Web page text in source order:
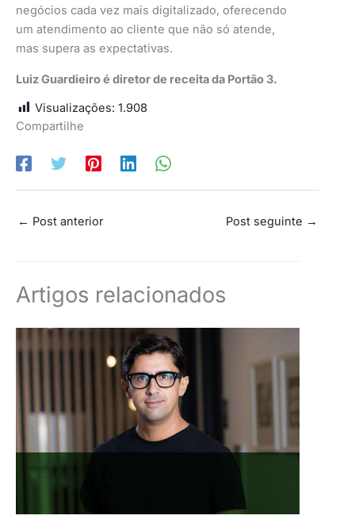
negócios cada vez mais digitalizado, oferecendo
um atendimento ao cliente que não só atende,
mas supera as expectativas.
Luiz Guardieiro é diretor de receita da Portão 3.
Visualizações: 1.908
Compartilhe
← Post anterior Post seguinte →
Artigos relacionados